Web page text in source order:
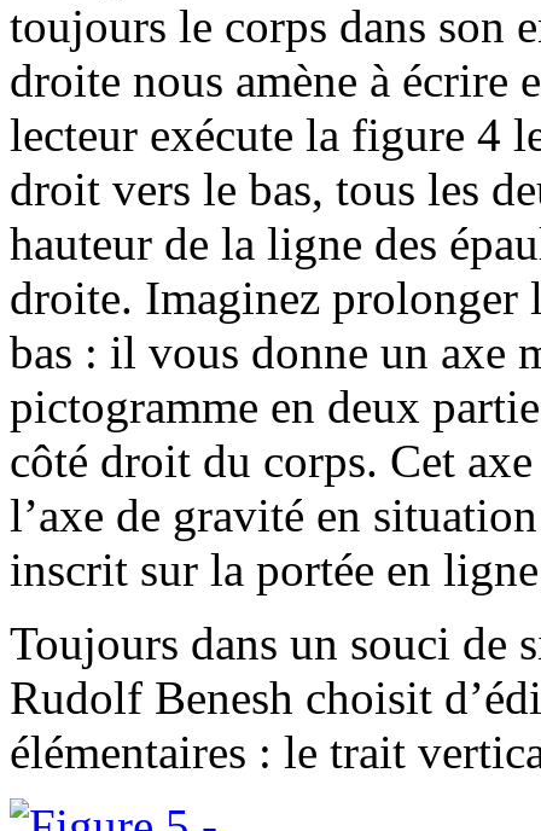
toujours le corps dans son
droite nous amène à
lecteur exécute la figure 4
droit vers le bas, tous les
hauteur de la ligne des
droite. Imaginez prolonger
bas : il vous donne un axe
pictogramme en deux
côté droit du corps. Cet
l’axe de gravité en
inscrit sur la portée en
Toujours dans un souci de
Rudolf Benesh choisit
élémentaires : le trait